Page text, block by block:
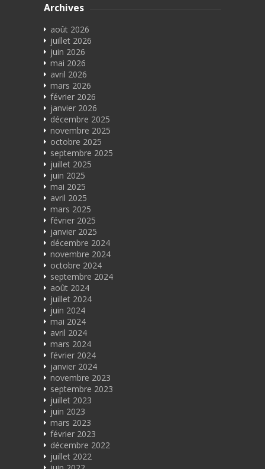
Archives
août 2026
juillet 2026
juin 2026
mai 2026
avril 2026
mars 2026
février 2026
janvier 2026
décembre 2025
novembre 2025
octobre 2025
septembre 2025
juillet 2025
juin 2025
mai 2025
avril 2025
mars 2025
février 2025
janvier 2025
décembre 2024
novembre 2024
octobre 2024
septembre 2024
août 2024
juillet 2024
juin 2024
mai 2024
avril 2024
mars 2024
février 2024
janvier 2024
novembre 2023
septembre 2023
juillet 2023
juin 2023
mars 2023
février 2023
décembre 2022
juillet 2022